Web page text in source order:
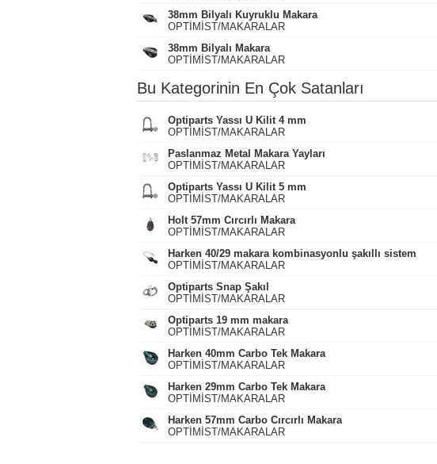
38mm Bilyalı Kuyruklu Makara
OPTİMİST/MAKARALAR
38mm Bilyalı Makara
OPTİMİST/MAKARALAR
Bu Kategorinin En Çok Satanları
Optiparts Yassı U Kilit 4 mm
OPTİMİST/MAKARALAR
Paslanmaz Metal Makara Yayları
OPTİMİST/MAKARALAR
Optiparts Yassı U Kilit 5 mm
OPTİMİST/MAKARALAR
Holt 57mm Cırcırlı Makara
OPTİMİST/MAKARALAR
Harken 40/29 makara kombinasyonlu şakıllı sistem
OPTİMİST/MAKARALAR
Optiparts Snap Şakıl
OPTİMİST/MAKARALAR
Optiparts 19 mm makara
OPTİMİST/MAKARALAR
Harken 40mm Carbo Tek Makara
OPTİMİST/MAKARALAR
Harken 29mm Carbo Tek Makara
OPTİMİST/MAKARALAR
Harken 57mm Carbo Cırcırlı Makara
OPTİMİST/MAKARALAR